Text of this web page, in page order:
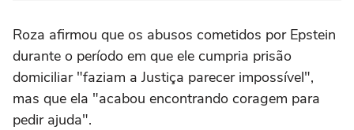
Roza afirmou que os abusos cometidos por Epstein
durante o período em que ele cumpria prisão
domiciliar "faziam a Justiça parecer impossível",
mas que ela "acabou encontrando coragem para
pedir ajuda".